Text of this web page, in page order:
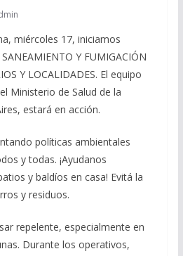
miércoles 17, iniciamos
Y FUMIGACIÓN
Y LOCALIDADES. El equipo
Ministerio de Salud de la
estará en acción.
políticas ambientales
y todas. ¡Ayudanos
y baldíos en casa! Evitá la
y residuos.
repelente, especialmente en
Durante los operativos,